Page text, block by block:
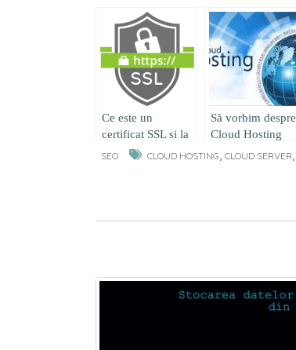
Ce este un
certificat SSL si la
ce se foloseste ?
Să vorbim despre
Cloud Hosting
SEO CLOUD HOSTING, CLOUD SERVER,